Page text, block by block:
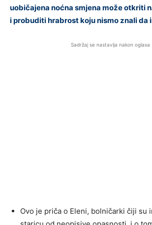
uobičajena noćna smjena može otkriti
i probuditi hrabrost koju nismo znali da
Sadržaj se nastavlja nakon oglasa
Ovo je priča o Eleni, bolničarki čiji su